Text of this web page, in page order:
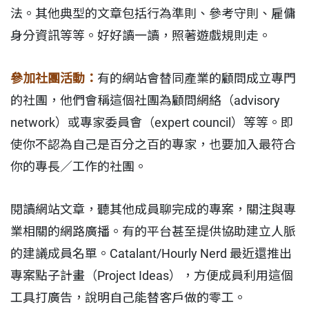
法。其他典型的文章包括行為準則、參考守則、雇傭
身分資訊等等。好好讀一讀，照著遊戲規則走。
參加社團活動： 有的網站會替同產業的顧問成立專門
的社團，他們會稱這個社團為顧問網絡（advisory
network）或專家委員會（expert council）等等。即
使你不認為自己是百分之百的專家，也要加入最符合
你的專長／工作的社團。
閱讀網站文章，聽其他成員聊完成的專案，關注與專
業相關的網路廣播。有的平台甚至提供協助建立人脈
的建議成員名單。Catalant/Hourly Nerd 最近還推出
專案點子計畫（Project Ideas），方便成員利用這個
工具打廣告，說明自己能替客戶做的零工。